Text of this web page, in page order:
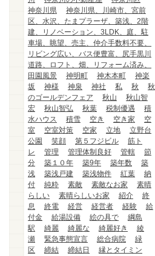
神奈川県
神奈川県、川崎市、宮前
区、水沢、たまプラーザ、築浅、2階
建、リノベーション、3LDK、庭、駐
車場、眺望、売主、仲介手数料不要、
リビング広い、バス便豊富、尻手黒川
道路、ロフト、畑、リフォーム済み、
田園風景
神明町 神木本町
神楽
坂
神様 神泉 神社 私 秋
秋
のゴールデンフェア
秋山
秋山智
宏
秋山智弘 秋葉 税制優遇
積
水ハウス
積雪 空き 空き家
空
室
空室対策 空家 立地
立野台
公園
笑顔 第５フジビル
筋ト
レ
管理 管理体制良好 管轄
節
分
築１０年 築9年 築年数
築
浅
築浅戸建 築浅物件 紅葉
納
付
純粋 素敵 素敵なお家
素晴
らしい
素晴らしいお家 紹介
終
息
終電 経営 経営者 経験
給
付金
給湯設備 絵の具で
綱島
駅
綺麗 綺麗な 綺麗好き
綾
瀬
緊急事態宣言 総合病院
緑
区
締結 締結日
縁とタイミン